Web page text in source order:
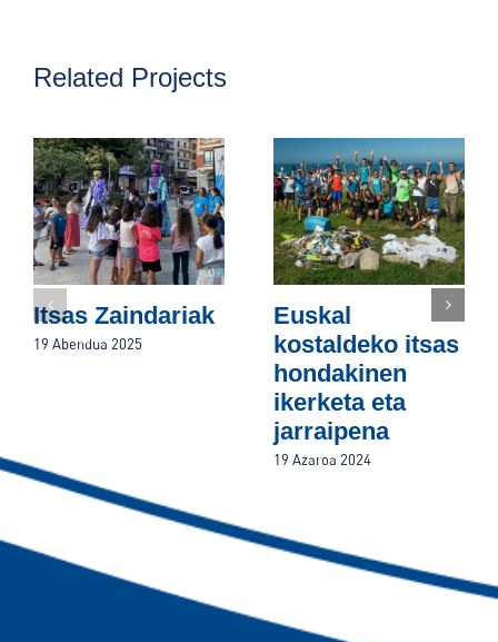
Related Projects
Itsas Zaindariak
19 Abendua 2025
Euskal
kostaldeko itsas
hondakinen
ikerketa eta
jarraipena
19 Azaroa 2024